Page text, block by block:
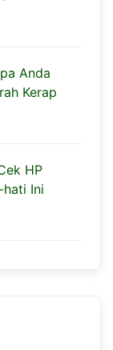
Anda
Kerap
HP
hati Ini